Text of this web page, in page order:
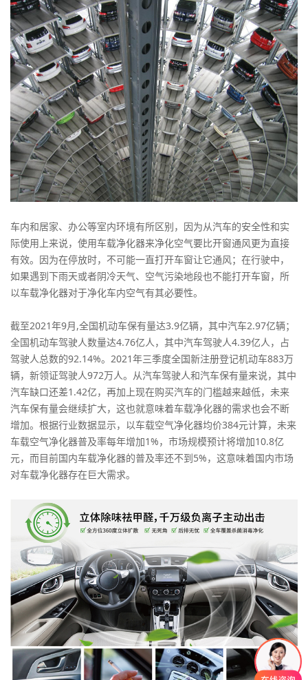
车内和居家、办公等室内环境有所区别，因为从汽车的安全性和实
际使用上来说，使用车载净化器来净化空气要比开窗通风更为直接
有效。因为在停放时，不可能一直打开车窗让它通风；在行驶中，
如果遇到下雨天或者阴冷天气、空气污染地段也不能打开车窗，所
以车载净化器对于净化车内空气有其必要性。
截至2021年9月,全国机动车保有量达3.9亿辆，其中汽车2.97亿辆；
全国机动车驾驶人数量达4.76亿人，其中汽车驾驶人4.39亿人，占
驾驶人总数的92.14%。2021年三季度全国新注册登记机动车883万
辆，新领证驾驶人972万人。从汽车驾驶人和汽车保有量来说，其中
汽车缺口还差1.42亿，再加上现在购买汽车的门槛越来越低，未来
汽车保有量会继续扩大，这也就意味着车载净化器的需求也会不断
增加。根据行业数据显示，以车载空气净化器均价384元计算，未来
车载空气净化器普及率每年增加1%，市场规模预计将增加10.8亿
元，而目前国内车载净化器的普及率还不到5%，这意味着国内市场
对车载净化器存在巨大需求。